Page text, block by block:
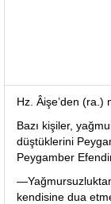
Hz. Âişe’den (ra.)
Bazı kişiler,
düştüklerini
Peygamber
kendisine dua